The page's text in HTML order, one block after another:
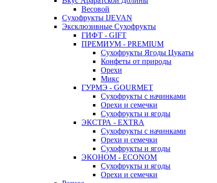
Весовой
Сухофрукты IJEVAN
Эксклюзивные Сухофрукты
ГИФТ - GIFT
ПРЕМИУМ - PREMIUM
Сухофрукты Ягоды Цукаты
Конфеты от природы
Орехи
Микс
ГУРМЭ - GOURMET
Сухофрукты с начинками
Орехи и семечки
Сухофрукты и ягоды
ЭКСТРА - EXTRA
Сухофрукты с начинками
Орехи и семечки
Сухофрукты и ягоды
ЭКОНОМ - ECONOM
Сухофрукты и ягоды
Орехи и семечки